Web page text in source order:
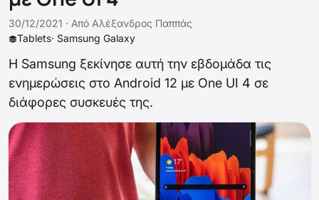
Tablets· Samsung Galaxy
30/12/2021 · Από Αλέξανδρος Παππάς
Η Samsung ξεκίνησε αυτή την εβδομάδα τις
ενημερώσεις στο Android 12 με One UI 4 σε
διάφορες συσκευές της.